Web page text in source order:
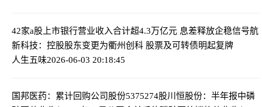
42家a股上市银行营业收入合计超4.3万亿元 息差释放企稳信号航
新科技：控股股东变更为衢州创科 股票及可转债明起复牌
人生五味2026-06-03 20:18:45
国邦医药：累计回购公司股份5375274股川恒股份：半年报中磷